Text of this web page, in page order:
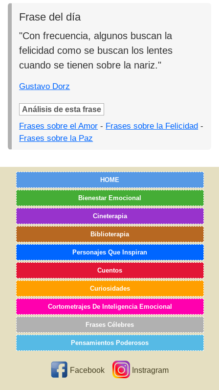
Frase del día
"Con frecuencia, algunos buscan la
felicidad como se buscan los lentes
cuando se tienen sobre la nariz."
Gustavo Dorz
Análisis de esta frase
Frases sobre el Amor - Frases sobre la Felicidad -
Frases sobre la Paz
HOME
Bienestar Emocional
Cineterapia
Biblioterapia
Personajes Que Inspiran
Cuentos
Curiosidades
Cortometrajes De Inteligencia Emocional
Frases Célebres
Pensamientos Poderosos
Facebook Instragram